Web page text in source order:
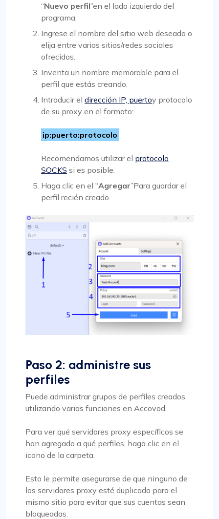
“Nuevo perfil”en el lado izquierdo del
programa.
Ingrese el nombre del sitio web deseado o
elija entre varios sitios/redes sociales
ofrecidos.
Inventa un nombre memorable para el
perfil que estás creando.
Introducir el dirección IP, puertoy protocolo
de su proxy en el formato:
ip:puerto:protocolo
Recomendamos utilizar el protocolo
SOCKS si es posible.
Haga clic en el "Agregar”Para guardar el
perfil recién creado.
Paso 2: administre sus
perfiles
Puede administrar grupos de perfiles creados
utilizando varias funciones en Accovod.
Para ver qué servidores proxy específicos se
han agregado a qué perfiles, haga clic en el
icono de la carpeta.
Esto le permite asegurarse de que ninguno de
los servidores proxy esté duplicado para el
mismo sitio para evitar que sus cuentas sean
bloqueadas.